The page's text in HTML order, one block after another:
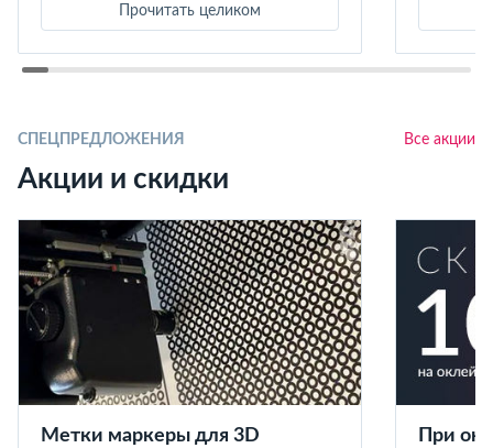
Прочитать целиком
СПЕЦПРЕДЛОЖЕНИЯ Все акции
Акции и скидки
Метки маркеры для 3D
При